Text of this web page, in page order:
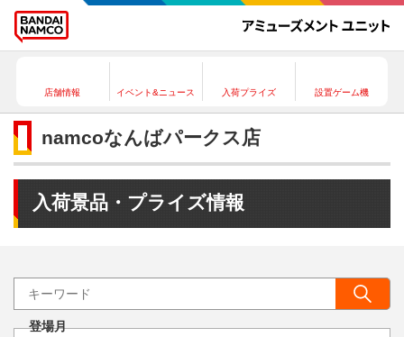
店舗情報 イベント&ニュース 入荷プライズ 設置ゲーム機
namcoなんばパークス店
入荷景品・プライズ情報
登場月